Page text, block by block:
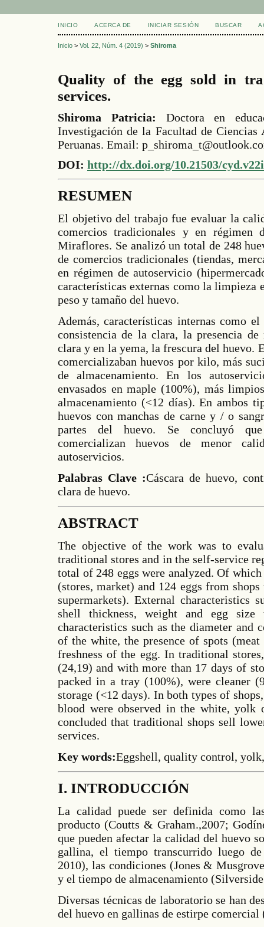
INICIO ACERCA DE INICIAR SESIÓN BUSCAR
Inicio > Vol. 22, Núm. 4 (2019) > Shiroma
Quality of the egg sold in
services.
Shiroma Patricia: Doctora en
Investigación de la Facultad de Ciencias
Peruanas. Email:
DOI: http://dx.doi.org/10.21503/
RESUMEN
El objetivo del trabajo fue evaluar la
comercios tradicionales y en régimen
Miraflores. Se analizó un total de 248
de comercios tradicionales (tiendas,
en régimen de autoservicio
características externas como la limpieza
peso y tamaño del huevo.
Además, características internas como
consistencia de la clara, la presencia
clara y en la yema, la frescura del huevo.
comercializaban huevos por kilo, más
de almacenamiento. En los
envasados en maple (100%), más
almacenamiento (<12 días). En ambos
huevos con manchas de carne y / o
partes del huevo. Se concluyó
comercializan huevos de menor
autoservicios.
Palabras Clave :Cáscara de huevo,
clara de huevo.
ABSTRACT
The objective of the work was to
traditional stores and in the self-service
total of 248 eggs were analyzed. Of
(stores, market) and 124 eggs from
supermarkets). External characteristics
shell thickness, weight and egg size
characteristics such as the diameter and
of the white, the presence of spots
freshness of the egg. In traditional
(24,19) and with more than 17 days of
packed in a tray (100%), were cleaner
storage (<12 days). In both types of
blood were observed in the white,
concluded that traditional shops sell
services.
Key words:Eggshell, quality control,
I. INTRODUCCIÓN
La calidad puede ser definida como
producto (Coutts & Graham.,2007;
que pueden afectar la calidad del huevo
gallina, el tiempo transcurrido luego
2010), las condiciones (Jones &
y el tiempo de almacenamiento
Diversas técnicas de laboratorio se han
del huevo en gallinas de estirpe comercial